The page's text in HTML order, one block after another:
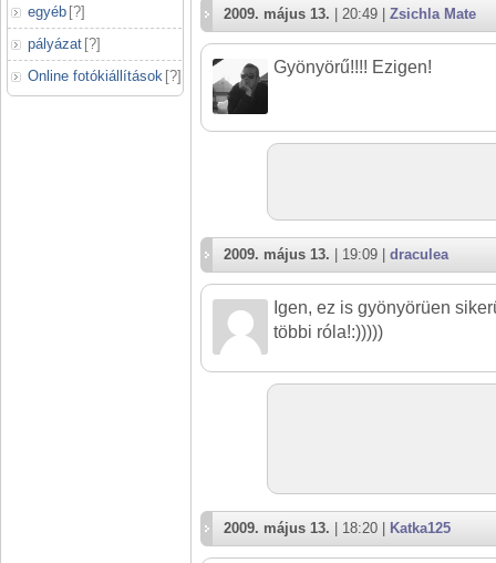
egyéb [?]
pályázat [?]
Online fotókiállítások [?]
2009. május 13. | 20:49 | Zsichla Mate
Gyönyörű!!!! Ezigen!
2009. május 13. | 19:09 | draculea
Igen, ez is gyönyörüen
többi róla!:)))))
2009. május 13. | 18:20 | Katka125